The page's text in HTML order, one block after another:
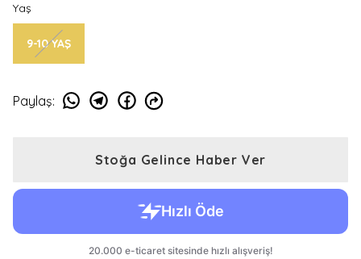
Yaş
9-10 YAŞ
Paylaş:
Stoğa Gelince Haber Ver